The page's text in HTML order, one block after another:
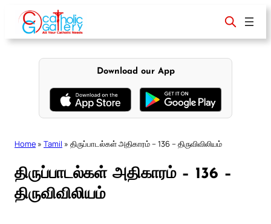
content
Download our App
Home » Tamil » திருப்பாடல்கள் அதிகாரம் – 136 – திருவிவிலியம்
திருப்பாடல்கள் அதிகாரம் – 136 –
திருவிவிலியம்